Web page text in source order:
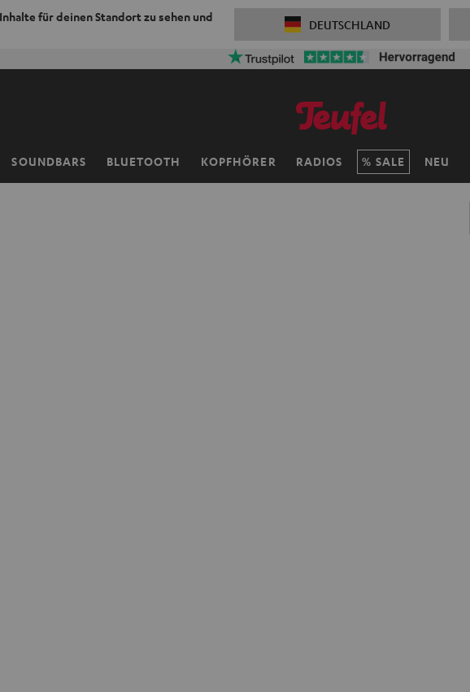
für deinen Standort zu sehen und
DEUTSCHLAND
SOUNDBARS BLUETOOTH KOPFHÖRER RADIOS SALE NEU